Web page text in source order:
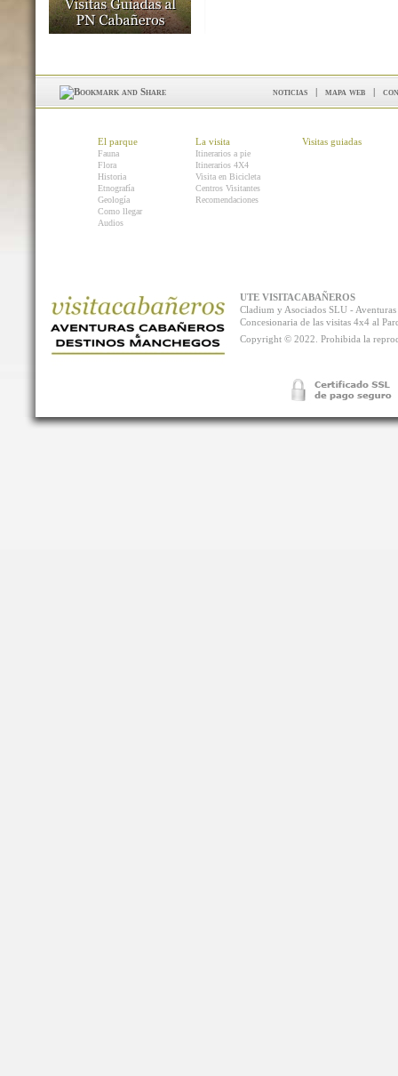
noticias | mapa web |
El parque
Fauna
Flora
Historia
Etnografía
Geología
Como llegar
Audios
La visita
Itinerarios a pie
Itinerarios 4X4
Visita en Bicicleta
Centros Visitantes
Recomendaciones
Visitas guiadas
UTE VISITACABAÑEROS
Cladium y Asociados SLU -
Concesionaria de las visitas 4x4 al
Copyright © 2022. Prohibida la